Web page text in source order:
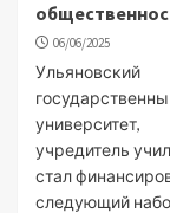
06/06/2025
Ульяновский
университет,
учредитель
стал
следующий